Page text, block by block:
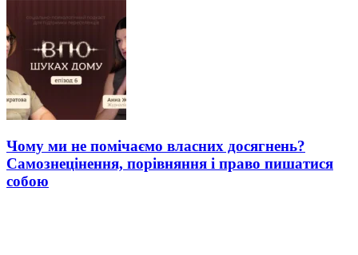
Чому ми не помічаємо власних досягнень?
Самознецінення, порівняння і право пишатися
собою